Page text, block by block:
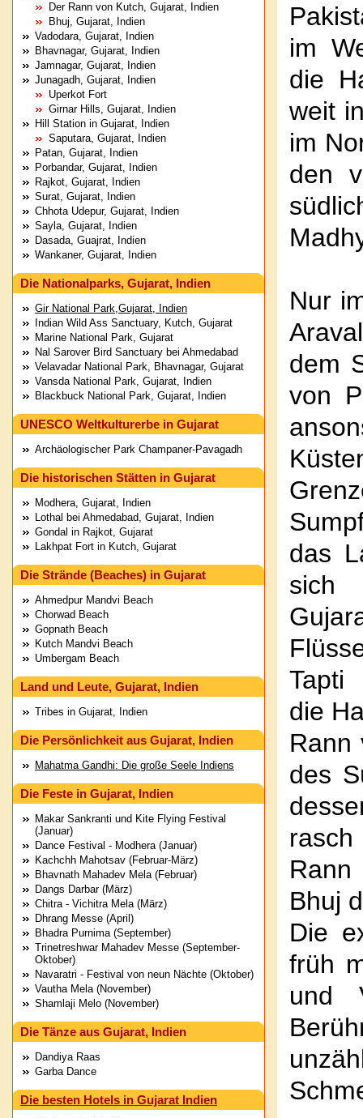
Der Rann von Kutch, Gujarat, Indien
Bhuj, Gujarat, Indien
Vadodara, Gujarat, Indien
Bhavnagar, Gujarat, Indien
Jamnagar, Gujarat, Indien
Junagadh, Gujarat, Indien
Uperkot Fort
Girnar Hills, Gujarat, Indien
Hill Station in Gujarat, Indien
Saputara, Gujarat, Indien
Patan, Gujarat, Indien
Porbandar, Gujarat, Indien
Rajkot, Gujarat, Indien
Surat, Gujarat, Indien
Chhota Udepur, Gujarat, Indien
Sayla, Gujarat, Indien
Dasada, Guajrat, Indien
Wankaner, Gujarat, Indien
Die Nationalparks, Gujarat, Indien
Gir National Park,Gujarat, Indien
Indian Wild Ass Sanctuary, Kutch, Gujarat
Marine National Park, Gujarat
Nal Sarover Bird Sanctuary bei Ahmedabad
Velavadar National Park, Bhavnagar, Gujarat
Vansda National Park, Gujarat, Indien
Blackbuck National Park, Gujarat, Indien
UNESCO Weltkulturerbe in Gujarat
Archäologischer Park Champaner-Pavagadh
Die historischen Stätten in Gujarat
Modhera, Gujarat, Indien
Lothal bei Ahmedabad, Gujarat, Indien
Gondal in Rajkot, Gujarat
Lakhpat Fort in Kutch, Gujarat
Die Strände (Beaches) in Gujarat
Ahmedpur Mandvi Beach
Chorwad Beach
Gopnath Beach
Kutch Mandvi Beach
Umbergam Beach
Land und Leute, Gujarat, Indien
Tribes in Gujarat, Indien
Die Persönlichkeit aus Gujarat, Indien
Mahatma Gandhi: Die große Seele Indiens
Die Feste in Gujarat, Indien
Makar Sankranti und Kite Flying Festival
(Januar)
Dance Festival - Modhera (Januar)
Kachchh Mahotsav (Februar-März)
Bhavnath Mahadev Mela (Februar)
Dangs Darbar (März)
Chitra - Vichitra Mela (März)
Dhrang Messe (April)
Bhadra Purnima (September)
Trinetreshwar Mahadev Messe (September-
Oktober)
Navaratri - Festival von neun Nächte (Oktober)
Vautha Mela (November)
Shamlaji Melo (November)
Die Tänze aus Gujarat, Indien
Dandiya Raas
Garba Dance
Die besten Hotels in Gujarat Indien
im
die
weit
im
den
Nur
dem
von
das
sich
Tapti
die
Rann
des
Bhuj
Die
früh
und